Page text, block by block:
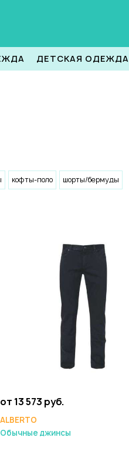
ДЕТСКАЯ ОДЕЖДА
кофты-поло шорты/бермуды
от 13 573 руб.
ALBERTO
Обычные джинсы